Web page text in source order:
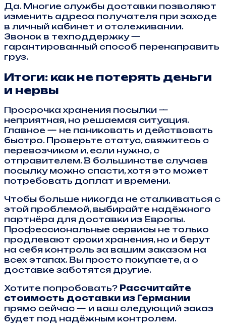
Да. Многие службы доставки позволяют
изменить адреса получателя при заходе
в личный кабинет и отслеживании.
Звонок в техподдержку —
гарантированный способ перенаправить
груз.
Итоги: как не потерять деньги
и нервы
Просрочка хранения посылки —
неприятная, но решаемая ситуация.
Главное — не паниковать и действовать
быстро. Проверьте статус, свяжитесь с
перевозчиком и, если нужно, с
отправителем. В большинстве случаев
посылку можно спасти, хотя это может
потребовать доплат и времени.
Чтобы больше никогда не сталкиваться с
этой проблемой, выбирайте надёжного
партнёра для доставки из Европы.
Профессиональные сервисы не только
продлевают сроки хранения, но и берут
на себя контроль за вашим заказом на
всех этапах. Вы просто покупаете, а о
доставке заботятся другие.
Хотите попробовать? Рассчитайте
стоимость доставки из Германии
прямо сейчас — и ваш следующий заказ
будет под надёжным контролем.